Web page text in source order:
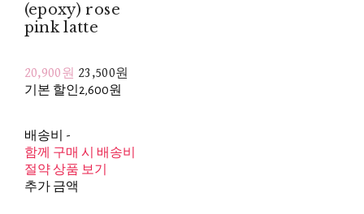
(epoxy) rose
pink latte
20,900원 23,500원
기본 할인 2,600원
배송비 -
함께 구매 시 배송비
절약 상품 보기
추가 금액